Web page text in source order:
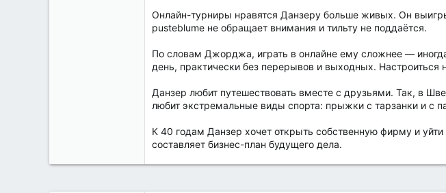
Онлайн-турниры нравятся Данзеру больше живых. Он
pusteblume не обращает внимания и тильту не поддаётся.
По словам Джорджа, играть в онлайне ему сложнее —
день, практически без перерывов и выходных. Настроиться
Данзер любит путешествовать вместе с друзьями. Так, в
любит экстремальные виды спорта: прыжки с тарзанки и с
К 40 годам Данзер хочет открыть собственную фирму и
составляет бизнес-план будущего дела.